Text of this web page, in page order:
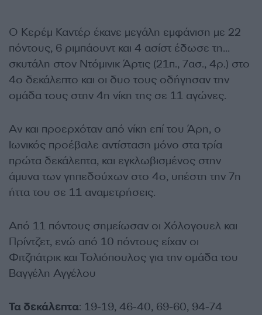
Ο Κερέμ Καντέρ έκανε μεγάλη εμφάνιση με 22
πόντους, 6 ριμπάουντ και 4 ασίστ έδωσε τη…
σκυτάλη στον Ντόμινικ Άρτις (21π., 7ασ., 4ρ.) στο
4ο δεκάλεπτο και οι δυο τους οδήγησαν την
ομάδα τους στην 4η νίκη της σε 11 αγώνες.
Αν και προερχόταν από νίκη επί του Άρη, ο
Ιωνικός προέβαλε αντίσταση μόνο στα τρία
πρώτα δεκάλεπτα, και εγκλωβισμένος στην
άμυνα των γηπεδούχων στο 4ο, υπέστη την 7η
ήττα του σε 11 αναμετρήσεις.
Από 11 πόντους σημείωσαν οι Χόλογουελ και
Πρίντζετ, ενώ από 10 πόντους είχαν οι
Φιτζπάτρικ και Τολιόπουλος για την ομάδα του
Βαγγέλη Αγγέλου
Τα δεκάλεπτα: 19-19, 46-40, 69-60, 94-74